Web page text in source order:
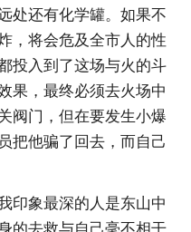
处还有化学罐。如果不
，将会危及全市人的性
投入到了这场与火的斗
果，最终必须去火场中
阀门，但在要发生小爆
把他骗了回去，而自己
印象最深的人是东山中